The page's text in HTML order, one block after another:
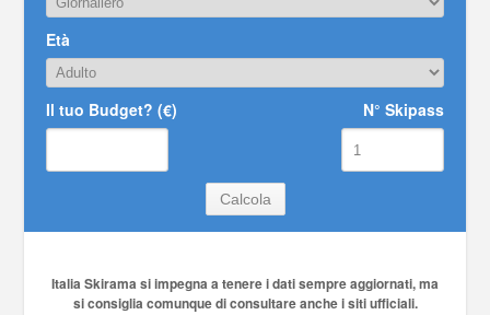
Età
Il tuo Budget? (€) N° Skipass
Italia Skirama si impegna a tenere i dati sempre aggiornati, ma
si consiglia comunque di consultare anche i siti ufficiali.